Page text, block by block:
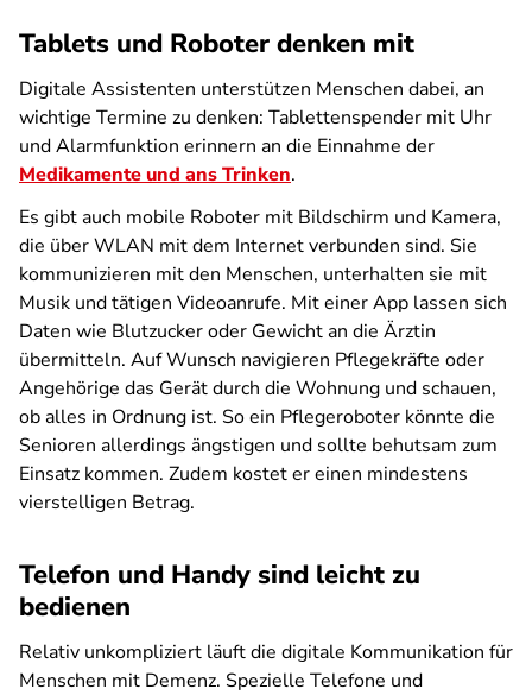
Tablets und Roboter denken mit
Digitale Assistenten unterstützen Menschen dabei, an
wichtige Termine zu denken: Tablettenspender mit Uhr
und Alarmfunktion erinnern an die Einnahme der
Medikamente und ans Trinken.
Es gibt auch mobile Roboter mit Bildschirm und Kamera,
die über WLAN mit dem Internet verbunden sind. Sie
kommunizieren mit den Menschen, unterhalten sie mit
Musik und tätigen Videoanrufe. Mit einer App lassen sich
Daten wie Blutzucker oder Gewicht an die Ärztin
übermitteln. Auf Wunsch navigieren Pflegekräfte oder
Angehörige das Gerät durch die Wohnung und schauen,
ob alles in Ordnung ist. So ein Pflegeroboter könnte die
Senioren allerdings ängstigen und sollte behutsam zum
Einsatz kommen. Zudem kostet er einen mindestens
vierstelligen Betrag.
Telefon und Handy sind leicht zu
bedienen
Relativ unkompliziert läuft die digitale Kommunikation für
Menschen mit Demenz. Spezielle Telefone und